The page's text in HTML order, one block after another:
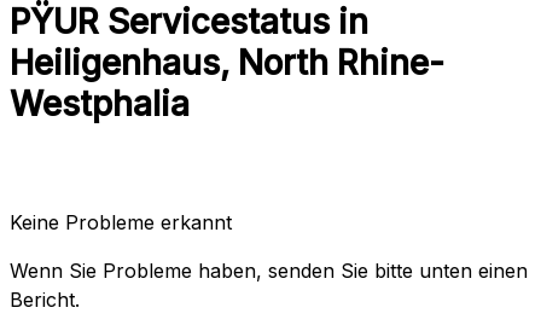
PŸUR Servicestatus in
Heiligenhaus, North Rhine-
Westphalia
Keine Probleme erkannt
Wenn Sie Probleme haben, senden Sie bitte unten einen
Bericht.